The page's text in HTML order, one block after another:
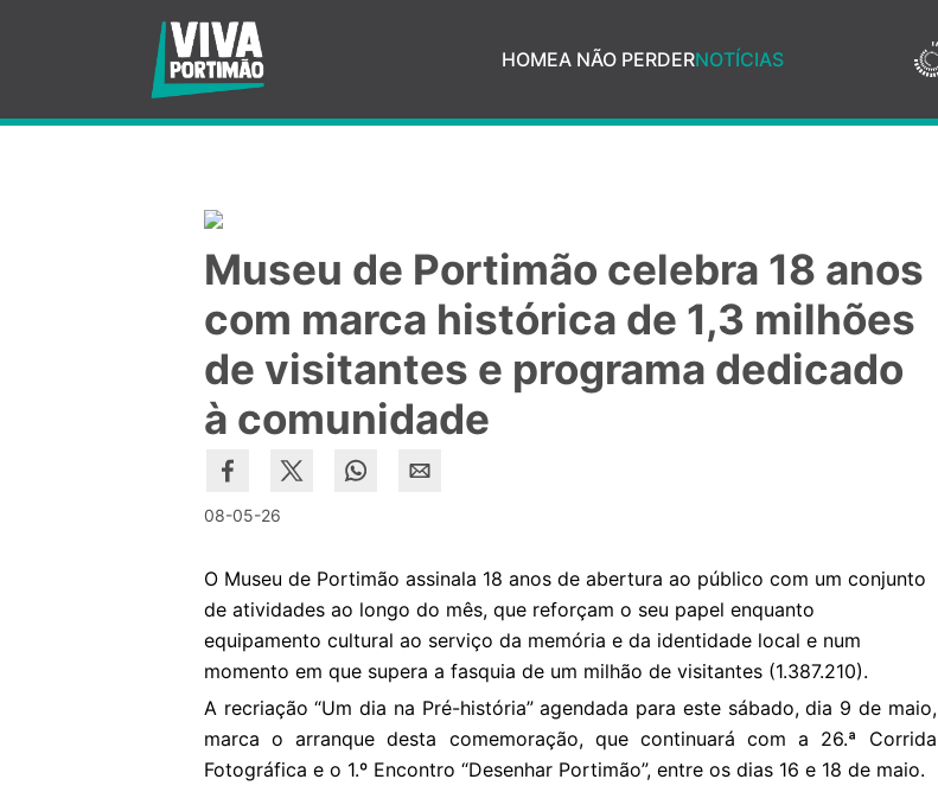
Saltar para o conteúdo principal HOMEA NÃO PERDERNOTÍCIAS
Museu de Portimão celebra 18 anos
com marca histórica de 1,3 milhões
de visitantes e programa dedicado
à comunidade
08-05-26
O Museu de Portimão assinala 18 anos de abertura ao público com um conjunto
de atividades ao longo do mês, que reforçam o seu papel enquanto
equipamento cultural ao serviço da memória e da identidade local e num
momento em que supera a fasquia de um milhão de visitantes (1.387.210).
A recriação “Um dia na Pré-história” agendada para este sábado, dia 9 de maio,
marca o arranque desta comemoração, que continuará com a 26.ª Corrida
Fotográfica e o 1.º Encontro “Desenhar Portimão”, entre os dias 16 e 18 de maio.